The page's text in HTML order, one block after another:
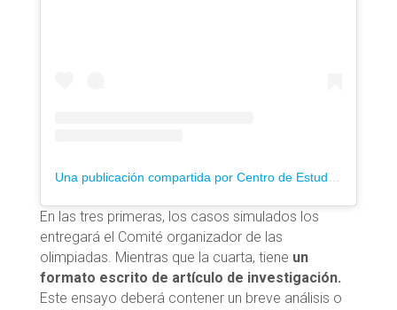
En las tres primeras, los casos simulados los
entregará el Comité organizador de las
olimpiadas. Mientras que la cuarta, tiene un
formato escrito de artículo de investigación.
Este ensayo deberá contener un breve análisis o